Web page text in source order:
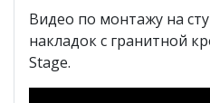
Видео по монтажу на
накладок с гранитной
Stage.